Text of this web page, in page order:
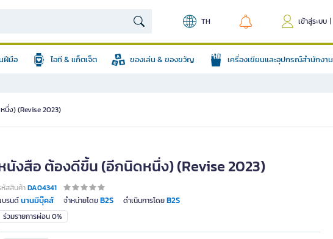
TH เข้าสู่ระบบ |
ฝีมือ ไอที & แก็ตเจ็ต ของเล่น & ของขวัญ เครื่องเขียนและอุปกรณ์สำนักงาน
ง) (Revise 2023)
นังสือ ต้องดีขึ้น (อีกนิดหนึ่ง) (Revise 2023)
สสินค้าDA04341
บรนด์นานมีบุ๊คส์ จำหน่ายโดยB2S ดำเนินการโดยB2S
ร่วมรายการผ่อน 0%